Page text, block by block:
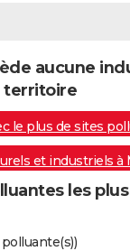
aucune
territoire
le plus de sites
et industriels à
les
polluante(s))